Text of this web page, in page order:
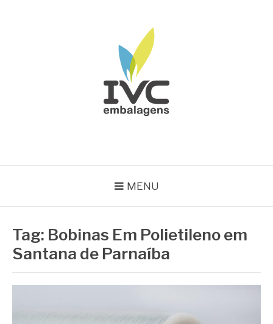
MENU
Tag: Bobinas Em Polietileno em
Santana de Parnaíba